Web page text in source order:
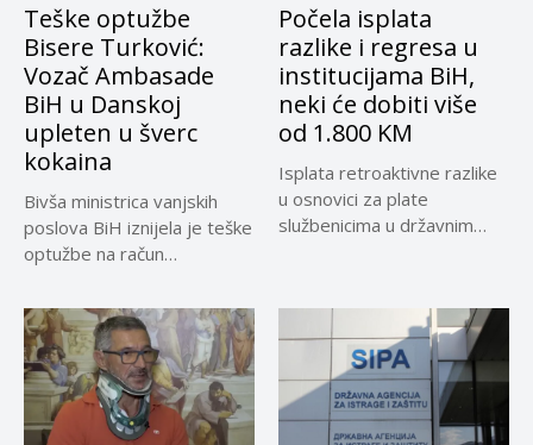
Teške optužbe
Bisere Turković:
Vozač Ambasade
BiH u Danskoj
upleten u šverc
kokaina
Bivša ministrica vanjskih
poslova BiH iznijela je teške
optužbe na račun
Počela isplata
razlike i regresa u
institucijama BiH,
neki će dobiti više
od 1.800 KM
Isplata retroaktivne razlike
u osnovici za plate
službenicima u državnim